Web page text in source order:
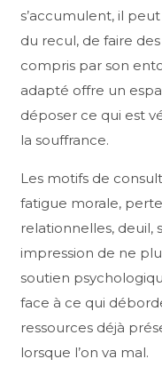
s’accumulent, il
du recul, de faire
compris par son
adapté offre un
déposer ce qui est
la souffrance.
Les motifs de
fatigue morale,
relationnelles, deuil,
impression de ne
soutien
face à ce qui
ressources déjà
lorsque l’on va mal.